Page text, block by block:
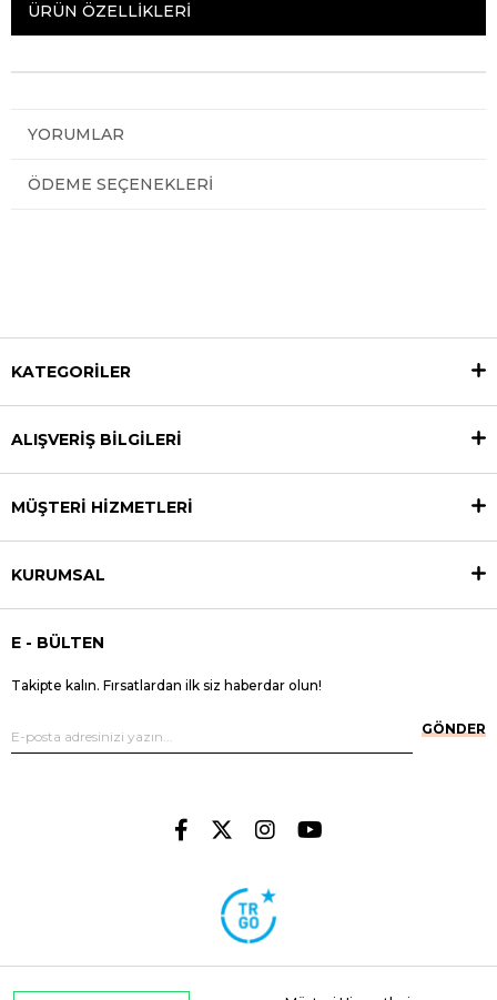
ÜRÜN ÖZELLIKLERI
YORUMLAR
ÖDEME SEÇENEKLERI
KATEGORİLER
ALIŞVERİŞ BİLGİLERİ
MÜŞTERİ HİZMETLERİ
KURUMSAL
E - BÜLTEN
Takipte kalın. Fırsatlardan ilk siz haberdar olun!
GÖNDER